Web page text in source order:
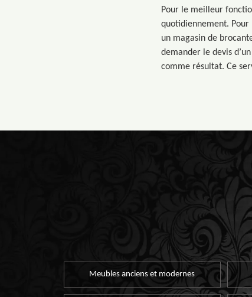
Pour le meilleur
quotidiennement.
un magasin de
demander le devis
comme résultat. Ce
Meubles anciens et modernes